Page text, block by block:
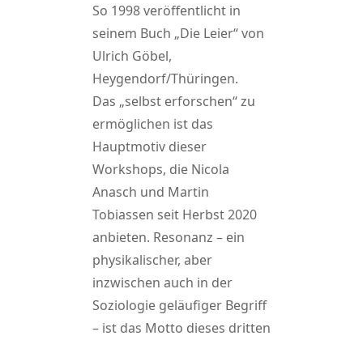
So 1998 veröffentlicht in
seinem Buch „Die Leier“ von
Ulrich Göbel,
Heygendorf/Thüringen.
Das „selbst erforschen“ zu
ermöglichen ist das
Hauptmotiv dieser
Workshops, die Nicola
Anasch und Martin
Tobiassen seit Herbst 2020
anbieten. Resonanz – ein
physikalischer, aber
inzwischen auch in der
Soziologie geläufiger Begriff
– ist das Motto dieses dritten